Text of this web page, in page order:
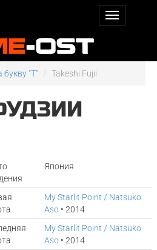
"T" Takeshi Fujii
Япония
My Starlit Point / Natsuko
Aso • 2014
My Starlit Point / Natsuko
Aso • 2014